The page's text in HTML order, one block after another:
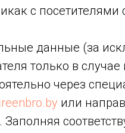
с посетителями
данные (за
только в
через
или
Заполняя